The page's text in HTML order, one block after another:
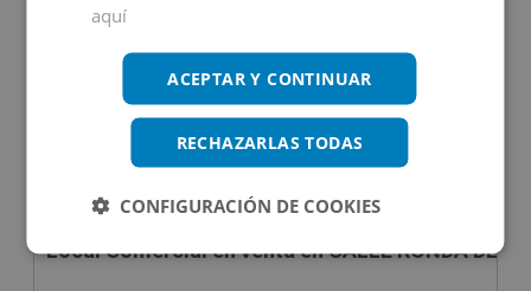
CESIÓN DE REMATE
Local Comercial en venta en CALLE RONDA DE
aquí
ACEPTAR Y CONTINUAR
RECHAZARLAS TODAS
CONFIGURACIÓN DE COOKIES